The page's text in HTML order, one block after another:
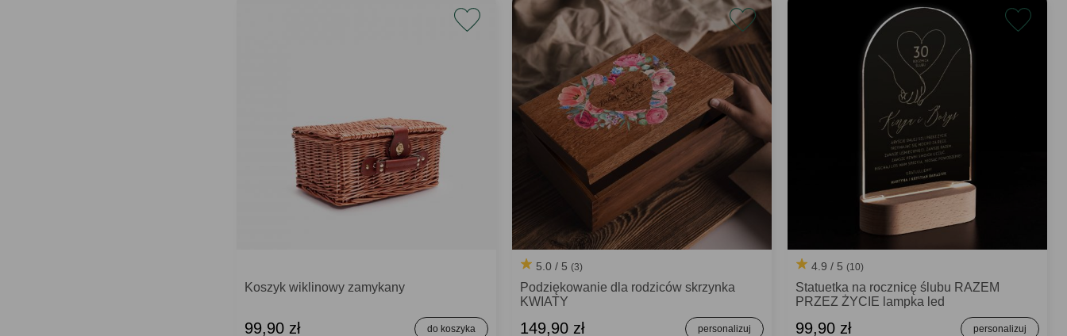
Koszyk wiklinowy zamykany
99,90 zł
5.0 / 5 (3)
Podziękowanie dla rodziców skrzynka
KWIATY
149,90 zł
4.9 / 5 (10)
Statuetka na rocznicę ślubu RAZEM
PRZEZ ŻYCIE lampka led
99,90 zł